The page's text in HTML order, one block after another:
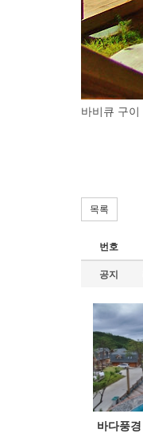
바비큐 구이
목록
번호
공지
바다풍경